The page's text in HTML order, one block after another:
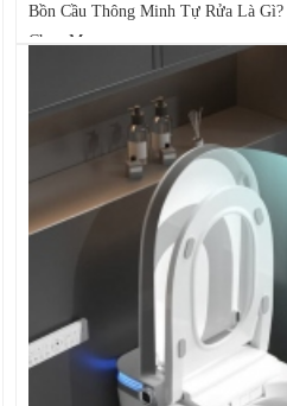
Bồn Cầu Thông Minh Tự Rửa Là
Chọn Mua